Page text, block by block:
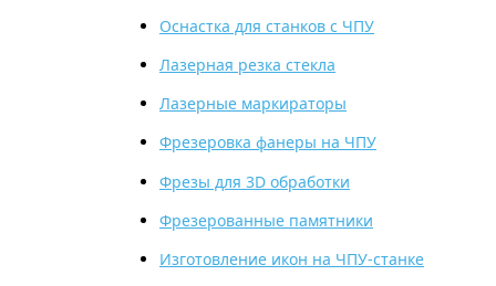
Оснастка для станков с ЧПУ
Лазерная резка стекла
Лазерные маркираторы
Фрезеровка фанеры на ЧПУ
Фрезы для 3D обработки
Фрезерованные памятники
Изготовление икон на ЧПУ-станке